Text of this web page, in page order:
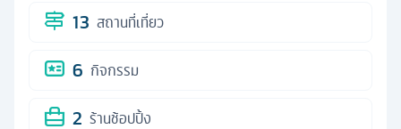
13 สถานที่เที่ยว
6 กิจกรรม
2 ร้านช้อปปิ้ง